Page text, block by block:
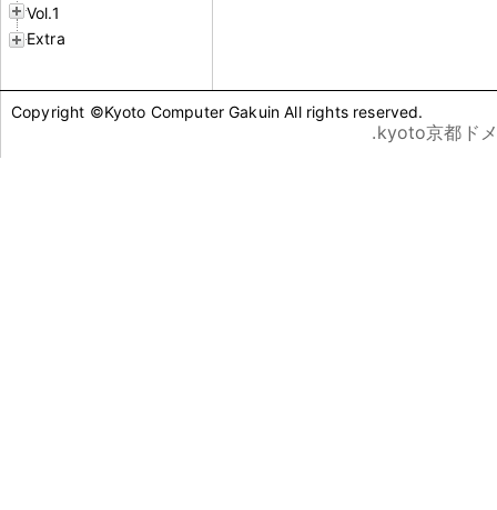
Vol.1
Extra
Copyright ©Kyoto Computer Gakuin All rights reserved.
.kyoto京都ド